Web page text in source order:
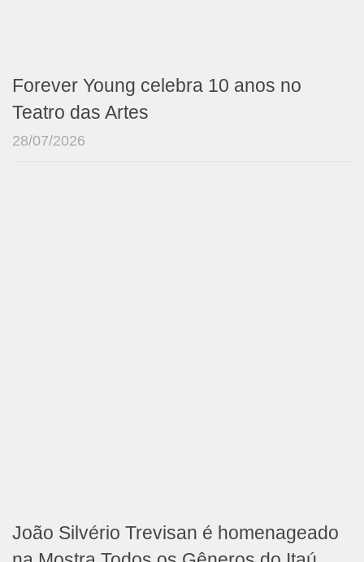
Forever Young celebra 10 anos no
Teatro das Artes
28/07/2026
João Silvério Trevisan é homenageado